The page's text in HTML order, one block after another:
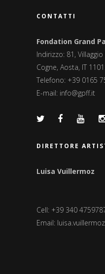
CONTATTI
Fondation Grand
Indirizzo: 81,
Cogne, Aosta, IT
Telefono: +39 0165
E-mail: info@gpff.it
DIRETTORE
Luisa Vuillermoz
Cell: +39 340
Email: